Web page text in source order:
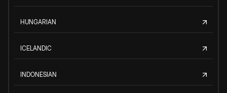
HUNGARIAN
ICELANDIC
INDONESIAN